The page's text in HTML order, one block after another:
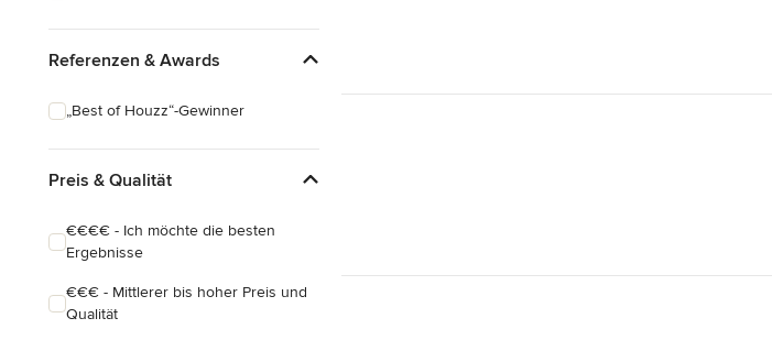
Referenzen & Awards
„Best of Houzz“-Gewinner
Preis & Qualität
€€€€ - Ich möchte die besten
Ergebnisse
€€€ - Mittlerer bis hoher Preis und
Qualität